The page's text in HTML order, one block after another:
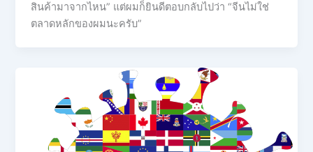
สินค้ามาจากไหน” แต่ผมก็ยินดีตอบกลับไปว่า “จีนไม่ใช่
ตลาดหลักของผมนะครับ”